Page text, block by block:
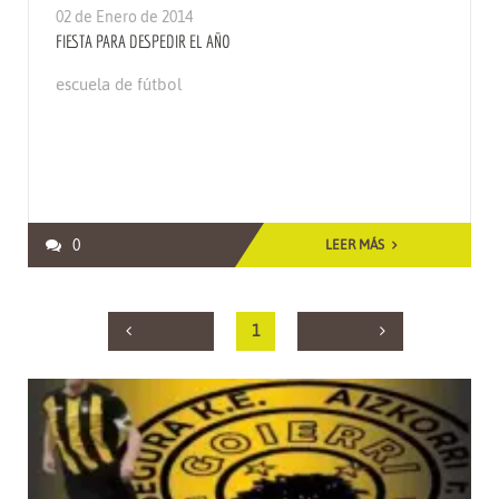
02 de Enero de 2014
FIESTA PARA DESPEDIR EL AÑO
escuela de fútbol
0 LEER MÁS
1